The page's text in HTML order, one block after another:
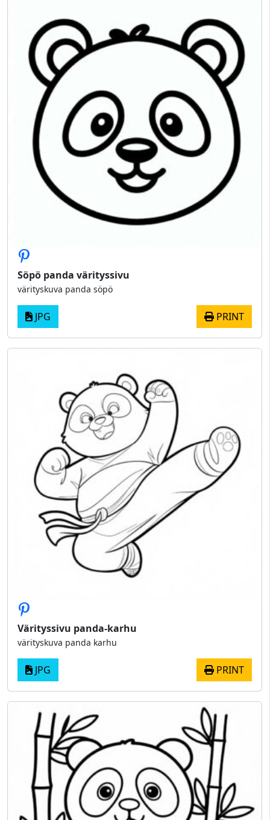
Söpö panda värityssivu
värityskuva panda söpö
JPG PRINT
Värityssivu panda-karhu
värityskuva panda karhu
JPG PRINT